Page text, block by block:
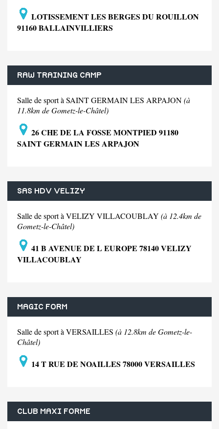
LOTISSEMENT LES BERGES DU ROUILLON
91160 BALLAINVILLIERS
RAW TRAINING CAMP
Salle de sport à SAINT GERMAIN LES ARPAJON(à
11.8km de Gometz-le-Châtel)
26 CHE DE LA FOSSE MONTPIED 91180
SAINT GERMAIN LES ARPAJON
SAS HDV VELIZY
Salle de sport à VELIZY VILLACOUBLAY (à 12.4km de
Gometz-le-Châtel)
41 B AVENUE DE L EUROPE 78140 VELIZY
VILLACOUBLAY
MAGIC FORM
Salle de sport à VERSAILLES (à 12.8km de Gometz-le-
Châtel)
14 T RUE DE NOAILLES 78000 VERSAILLES
CLUB MAXI FORME